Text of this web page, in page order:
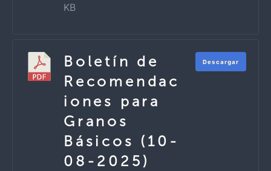
KB
Boletín de
Recomendac
iones para
Granos
Básicos (10-
08-2025)
Descargar